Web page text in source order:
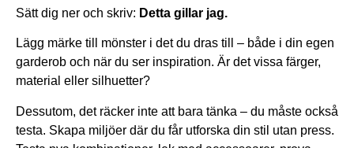
Sätt dig ner och skriv: Detta gillar jag.
Lägg märke till mönster i det du dras till – både i din egen
garderob och när du ser inspiration. Är det vissa färger,
material eller silhuetter?
Dessutom, det räcker inte att bara tänka – du måste också
testa. Skapa miljöer där du får utforska din stil utan press.